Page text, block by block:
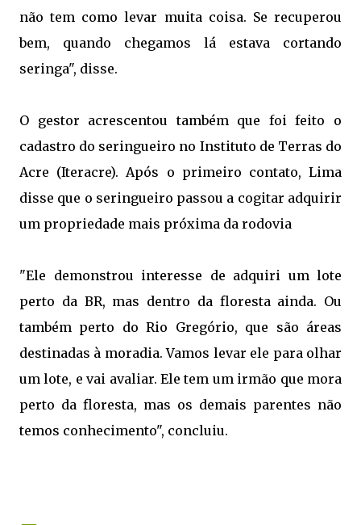
não tem como levar muita coisa. Se recuperou
bem, quando chegamos lá estava cortando
seringa", disse.
O gestor acrescentou também que foi feito o
cadastro do seringueiro no Instituto de Terras do
Acre (Iteracre). Após o primeiro contato, Lima
disse que o seringueiro passou a cogitar adquirir
um propriedade mais próxima da rodovia
"Ele demonstrou interesse de adquiri um lote
perto da BR, mas dentro da floresta ainda. Ou
também perto do Rio Gregório, que são áreas
destinadas à moradia. Vamos levar ele para olhar
um lote, e vai avaliar. Ele tem um irmão que mora
perto da floresta, mas os demais parentes não
temos conhecimento", concluiu.